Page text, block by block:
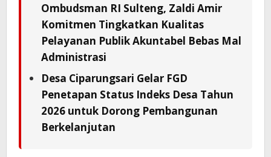
Ombudsman RI Sulteng, Zaldi Amir
Komitmen Tingkatkan Kualitas
Pelayanan Publik Akuntabel Bebas Mal
Administrasi
Desa Ciparungsari Gelar FGD
Penetapan Status Indeks Desa Tahun
2026 untuk Dorong Pembangunan
Berkelanjutan